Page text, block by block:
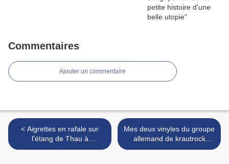
Commentaires
Ajouter un commentaire
< Aigrettes en rafale sur
l'étang de Thau à
Marseillan
Mes deux vinyles du groupe
allemand de krautrock
Kraan, parus en 1975 et